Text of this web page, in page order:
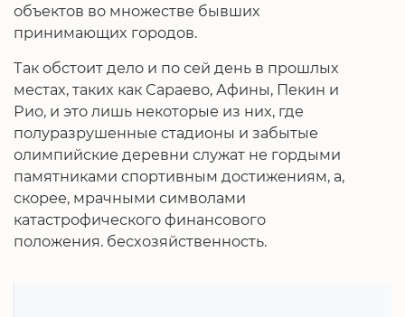
объектов во множестве бывших
принимающих городов.
Так обстоит дело и по сей день в прошлых
местах, таких как Сараево, Афины, Пекин и
Рио, и это лишь некоторые из них, где
полуразрушенные стадионы и забытые
олимпийские деревни служат не гордыми
памятниками спортивным достижениям, а,
скорее, мрачными символами
катастрофического финансового
положения. бесхозяйственность.